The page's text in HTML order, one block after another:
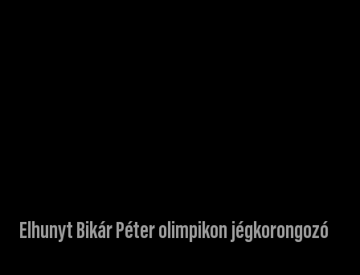
Elhunyt Bikár Péter olimpikon jégkorongozó